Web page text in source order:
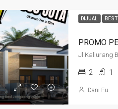
DIJUAL
Jl Kaliurang
2 1
Dani Fu